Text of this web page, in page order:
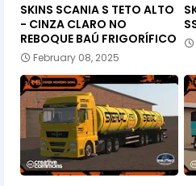
SKINS SCANIA S TETO ALTO
- CINZA CLARO NO
REBOQUE BAÚ FRIGORÍFICO
February 08, 2025